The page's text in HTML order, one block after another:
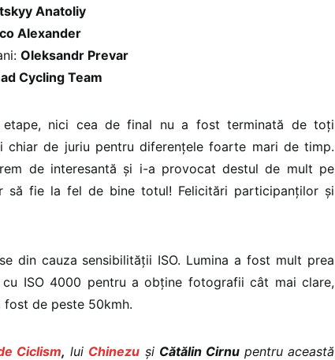
Anatoliy
Alexander
Oleksandr Prevar
Cycling Team
etape, nici cea de final nu a fost terminată de toți
chiar de juriu pentru diferențele foarte mari de timp.
de interesantă și i-a provocat destul de mult pe
să fie la fel de bine totul! Felicitări participanților și
din cauza sensibilității ISO. Lumina a fost mult prea
ISO 4000 pentru a obține fotografii cât mai clare,
de peste 50kmh.
Ciclism, lui Chinezu și Cătălin Cirnu pentru această